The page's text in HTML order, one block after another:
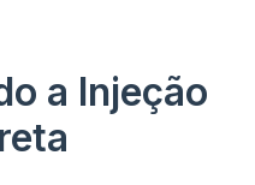
a Injeção